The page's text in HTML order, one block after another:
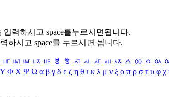
입력하시고 space를누르시면됩니다.
하시고 space를 누르시면 됩니다.
ㅳ ㅴ ㅵ ㅶ ㅷ ㅸ ㅹ ㅺ ㅻ ㅼ ㅽ ㅾ ㅿ ㆀ ㆁ ㆂ
Υ Φ Χ Ψ Ω α β γ δ ε ζ η θ ι κ λ μ ν ξ ο π ρ σ τ υ φ χ